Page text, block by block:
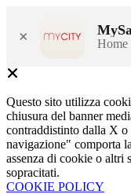
× Home
Questo sito utilizza
chiusura del banner
contraddistinto dalla X
navigazione" comporta
assenza di cookie o altri
sopracitati.
COOKIE POLICY